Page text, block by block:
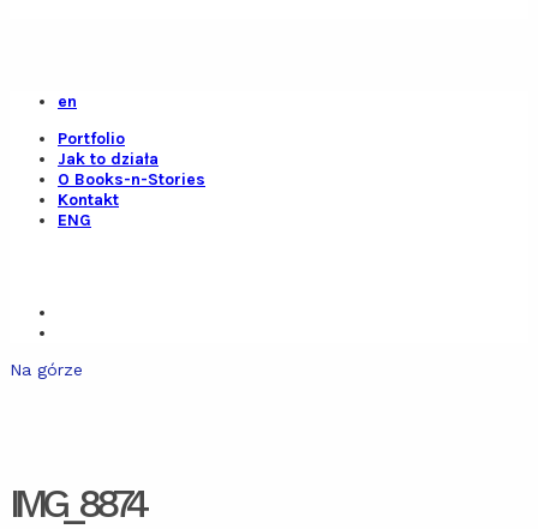
en
Portfolio
Jak to działa
O Books-n-Stories
Kontakt
ENG
Na górze
IMG_8874